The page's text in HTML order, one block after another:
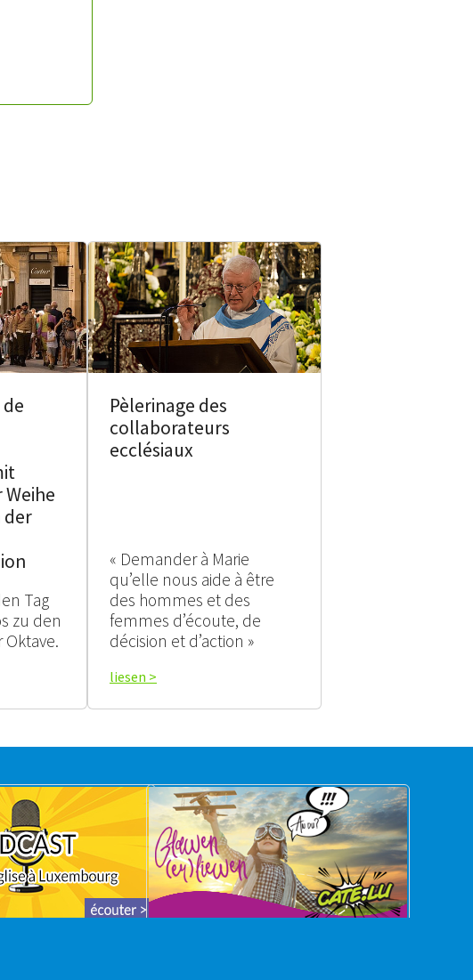
de
der
Tag
zu den
Pèlerinage des
collaborateurs
ecclésiaux
« Demander à Marie
qu’elle nous aide à être
des hommes et des
femmes d’écoute, de
décision et d’action »
liesen >